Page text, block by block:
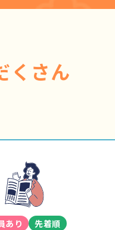
くさん
あり 先着順